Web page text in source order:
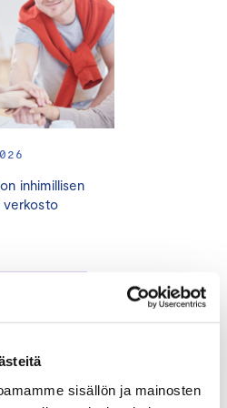
sisällön ja mainosten
opit raportoimaan
mukaisesti.
Reporting Standard for
2024 julkaistu ja EU:n
joka tarjoaa mikro- ja pk-
mallin
VSME:n avulla pk-
perus- ja
Olitpa vasta aloittelemassa
inhimillisen
verkosto